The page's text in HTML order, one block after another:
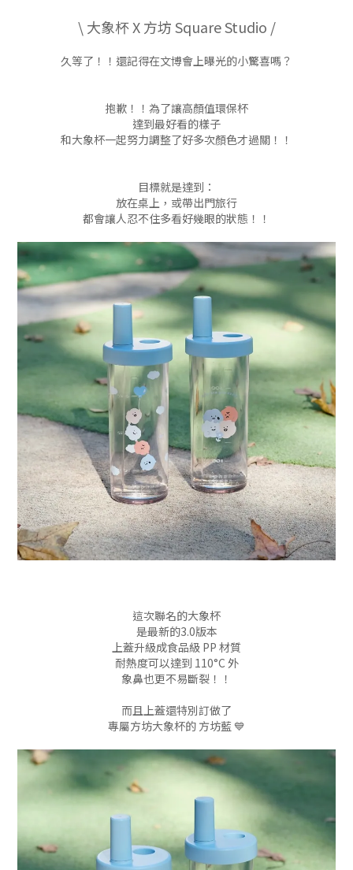
\ 大象杯 X 方坊 Square Studio /
久等了！！還記得在文博會上曝光的小驚喜嗎？
抱歉！！為了讓高顏值環保杯
達到最好看的樣子
和大象杯一起努力調整了好多次顏色才過關！！
目標就是達到：
放在桌上，或帶出門旅行
都會讓人忍不住多看好幾眼的狀態！！
這次聯名的大象杯
是最新的3.0版本
上蓋升級成食品級 PP 材質
耐熱度可以達到 110°C 外
象鼻也更不易斷裂！！
而且上蓋還特別訂做了
專屬方坊大象杯的 方坊藍 💙